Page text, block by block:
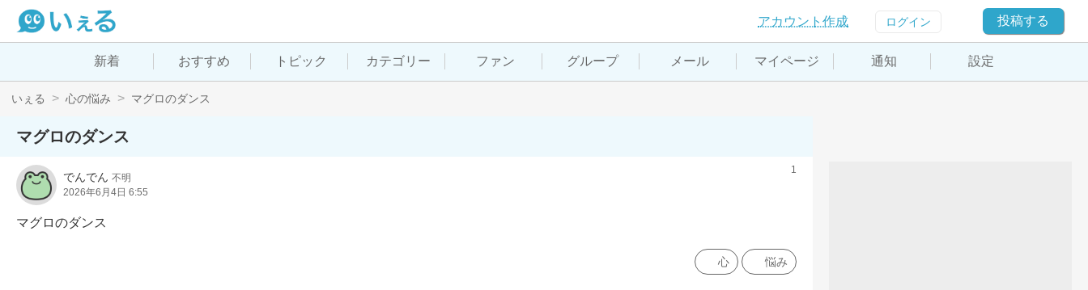
アカウント作成 ログイン 投稿する
新着 おすすめ トピック カテゴリー ファン グループ メール マイページ 通知 設定
いぇる 心の悩み マグロのダンス
マグロのダンス
でんでん 不明
2026年6月4日 6:55
1
マグロのダンス
心 悩み